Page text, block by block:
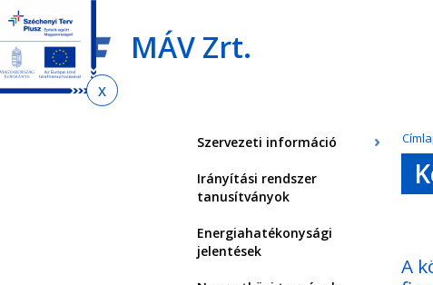
Ugrás
az
almenühöz
Ugrás
tartalomra
Ugrás
az
oldaltérképre
MÁV Zrt.
Szervezeti információ
Irányítási rendszer
tanusítványok
Energiahatékonysági
jelentések
A